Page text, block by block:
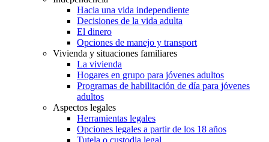
Hacia una vida independiente
Decisiones de la vida adulta
El dinero
Opciones de manejo y transport
Vivienda y situaciones familiares
La vivienda
Hogares en grupo para jóvenes adultos
Programas de habilitación de día para jóvenes
adultos
Aspectos legales
Herramientas legales
Opciones legales a partir de los 18 años
Tutela o custodia legal